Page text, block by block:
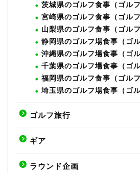
茨城県のゴルフ食事（ゴルフ
宮崎県のゴルフ食事（ゴルフ
山梨県のゴルフ食事（ゴルフ
静岡県のゴルフ場食事（ゴル
沖縄県のゴルフ場食事（ゴル
千葉県のゴルフ場食事（ゴ
福岡県のゴルフ食事（ゴルフ
埼玉県のゴルフ場食事（ゴル
ゴルフ旅行
ギア
ラウンド企画